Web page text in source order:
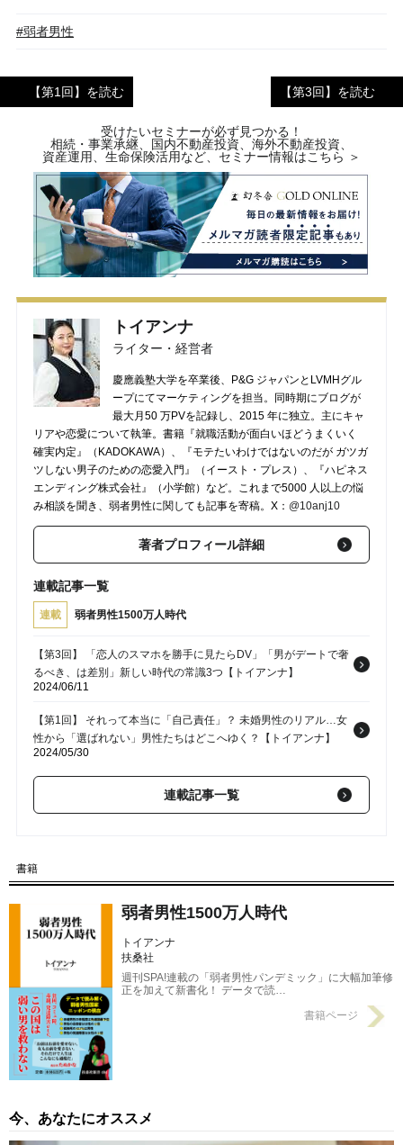
#弱者男性
【第1回】を読む 【第3回】を読む
受けたいセミナーが必ず見つかる！
相続・事業承継、国内不動産投資、海外不動産投資、
資産運用、生命保険活用など、セミナー情報はこちら ＞
トイアンナ
ライター・経営者
慶應義塾大学を卒業後、P&G ジャパンとLVMHグル
ープにてマーケティングを担当。同時期にブログが
最大月50 万PVを記録し、2015 年に独立。主にキャ
リアや恋愛について執筆。書籍『就職活動が面白いほどうまくいく
確実内定』（KADOKAWA）、『モテたいわけではないのだが ガツガ
ツしない男子のための恋愛入門』（イースト・プレス）、『ハピネス
エンディング株式会社』（小学館）など。これまで5000 人以上の悩
み相談を聞き、弱者男性に関しても記事を寄稿。X： @10anj10
著者プロフィール詳細
連載記事一覧
連載 弱者男性1500万人時代
【第3回】 「恋人のスマホを勝手に見たらDV」「男がデートで奢
るべき、は差別」新しい時代の常識3つ【トイアンナ】
2024/06/11
【第1回】 それって本当に「自己責任」？ 未婚男性のリアル…女
性から「選ばれない」男性たちはどこへゆく？【トイアンナ】
2024/05/30
連載記事一覧
書籍
弱者男性1500万人時代
トイアンナ
扶桑社
週刊SPA!連載の「弱者男性パンデミック」に大幅加筆修
正を加えて新書化！ データで読…
書籍ページ
今、あなたにオススメ